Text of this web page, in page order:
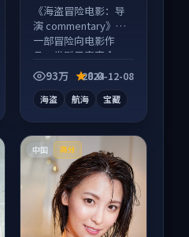
《海盗冒险电影：导
演 commentary》是
一部冒险向电影作
品，类型元素齐全，
观感爽快不拖沓。
93万 8.0
2024-12-08
海盗 航海 宝藏
中国 高分